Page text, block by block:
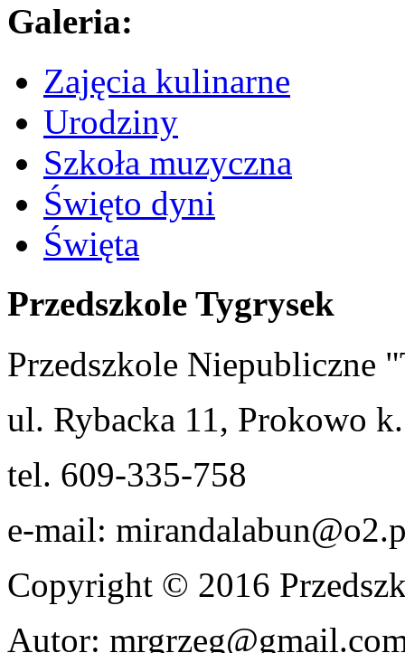
Galeria:
Zajęcia kulinarne
Urodziny
Szkoła muzyczna
Święto dyni
Święta
Przedszkole Tygrysek
Przedszkole Niepubliczne
ul. Rybacka 11, Prokowo
tel. 609-335-758
e-mail:
Copyright © 2016
Autor: